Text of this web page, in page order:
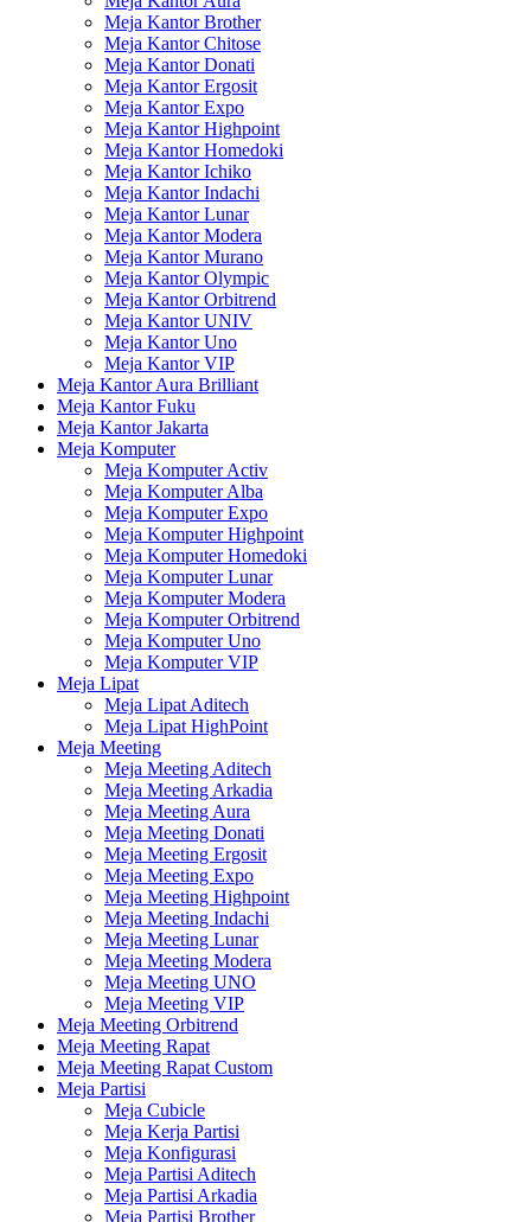
Meja Kantor Brother
Meja Kantor Chitose
Meja Kantor Donati
Meja Kantor Ergosit
Meja Kantor Expo
Meja Kantor Highpoint
Meja Kantor Homedoki
Meja Kantor Ichiko
Meja Kantor Indachi
Meja Kantor Lunar
Meja Kantor Modera
Meja Kantor Murano
Meja Kantor Olympic
Meja Kantor Orbitrend
Meja Kantor UNIV
Meja Kantor Uno
Meja Kantor VIP
Meja Kantor Aura Brilliant
Meja Kantor Fuku
Meja Kantor Jakarta
Meja Komputer
Meja Komputer Activ
Meja Komputer Alba
Meja Komputer Expo
Meja Komputer Highpoint
Meja Komputer Homedoki
Meja Komputer Lunar
Meja Komputer Modera
Meja Komputer Orbitrend
Meja Komputer Uno
Meja Komputer VIP
Meja Lipat
Meja Lipat Aditech
Meja Lipat HighPoint
Meja Meeting
Meja Meeting Aditech
Meja Meeting Arkadia
Meja Meeting Aura
Meja Meeting Donati
Meja Meeting Ergosit
Meja Meeting Expo
Meja Meeting Highpoint
Meja Meeting Indachi
Meja Meeting Lunar
Meja Meeting Modera
Meja Meeting UNO
Meja Meeting VIP
Meja Meeting Orbitrend
Meja Meeting Rapat
Meja Meeting Rapat Custom
Meja Partisi
Meja Cubicle
Meja Kerja Partisi
Meja Konfigurasi
Meja Partisi Aditech
Meja Partisi Arkadia
Meja Partisi Brother